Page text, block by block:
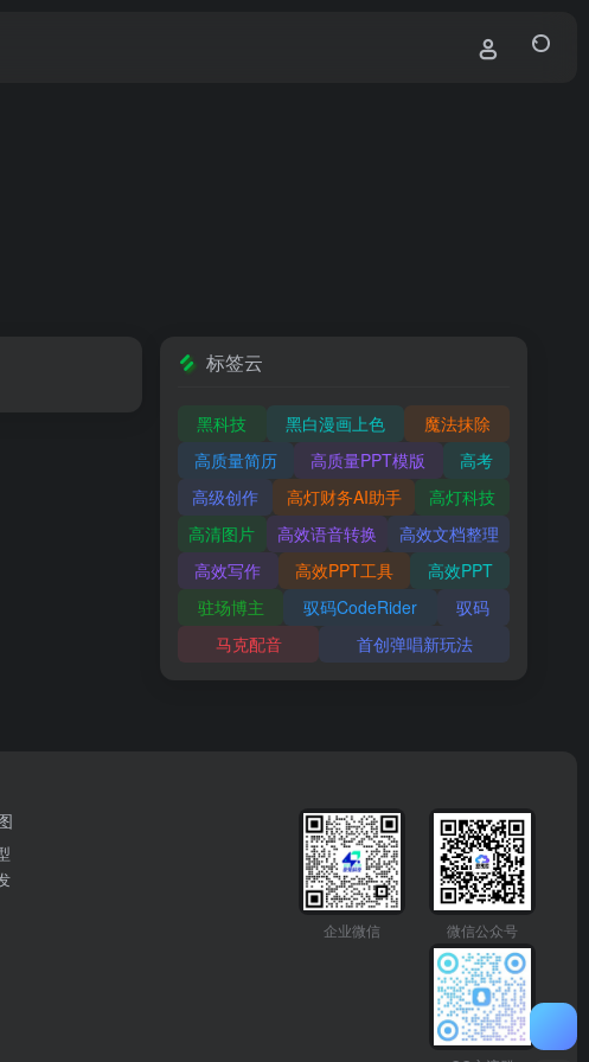
标签云
黑科技 黑白漫画上色
魔法抹除
高质量简历
高质量PPT模版
高考
高级创作
高灯财务AI助手
高灯科技
高清图片
高效语音转换
高效文档整理
高效写作
高效PPT工具
高效PPT
驻场博主
驭码CodeRider
驭码
马克配音
首创弹唱新玩法
企业微信 微信公众号